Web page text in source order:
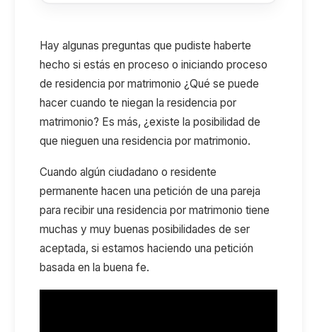
Hay algunas preguntas que pudiste haberte
hecho si estás en proceso o iniciando proceso
de residencia por matrimonio ¿Qué se puede
hacer cuando te niegan la residencia por
matrimonio? Es más, ¿existe la posibilidad de
que nieguen una residencia por matrimonio.
Cuando algún ciudadano o residente
permanente hacen una petición de una pareja
para recibir una residencia por matrimonio tiene
muchas y muy buenas posibilidades de ser
aceptada, si estamos haciendo una petición
basada en la buena fe.